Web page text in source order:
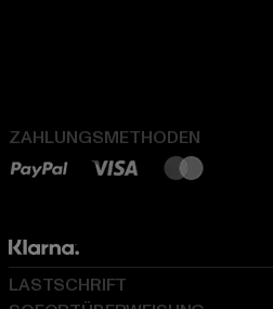
ZAHLUNGSMETHODEN
LASTSCHRIFT